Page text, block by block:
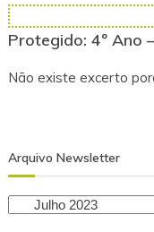
Protegido: 4º Ano
Não existe excerto
Arquivo Newsletter